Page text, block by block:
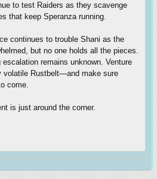
to test Raiders as they scavenge
that keep Speranza running.
continues to trouble Shani as the
but no one holds all the pieces.
remains unknown. Venture
volatile Rustbelt—and make sure
come.
is just around the corner.